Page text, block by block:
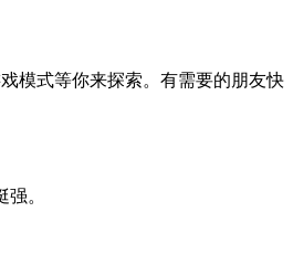
模式等你来探索。有需要的朋友快
。